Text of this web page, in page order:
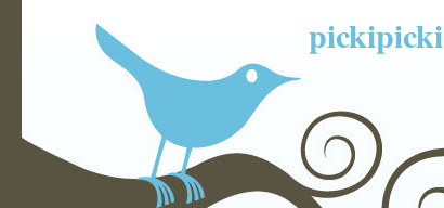
pickipicki